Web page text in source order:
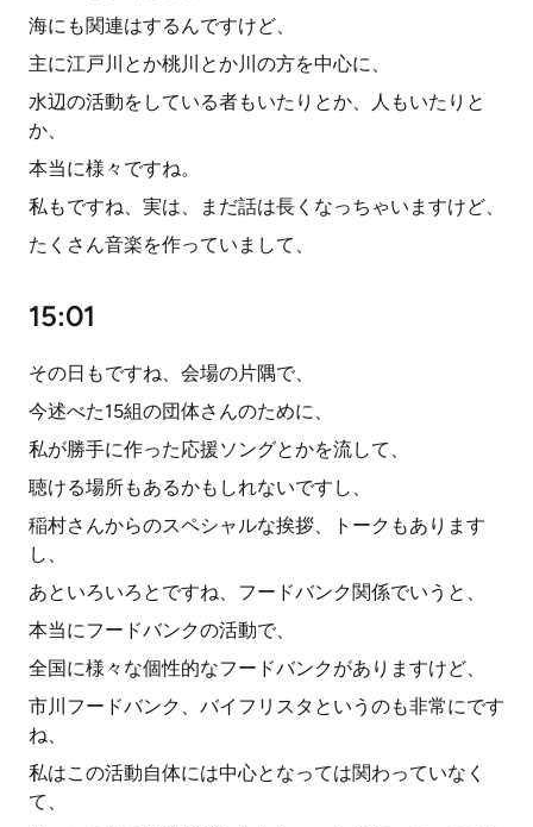
海にも関連はするんですけど、
主に江戸川とか桃川とか川の方を中心に、
水辺の活動をしている者もいたりとか、人もいたりと
か、
本当に様々ですね。
私もですね、実は、まだ話は長くなっちゃいますけど、
たくさん音楽を作っていまして、
15:01
その日もですね、会場の片隅で、
今述べた15組の団体さんのために、
私が勝手に作った応援ソングとかを流して、
聴ける場所もあるかもしれないですし、
稲村さんからのスペシャルな挨拶、トークもあります
し、
あといろいろとですね、フードバンク関係でいうと、
本当にフードバンクの活動で、
全国に様々な個性的なフードバンクがありますけど、
市川フードバンク、バイフリスタというのも非常にです
ね、
私はこの活動自体には中心となっては関わっていなく
て、